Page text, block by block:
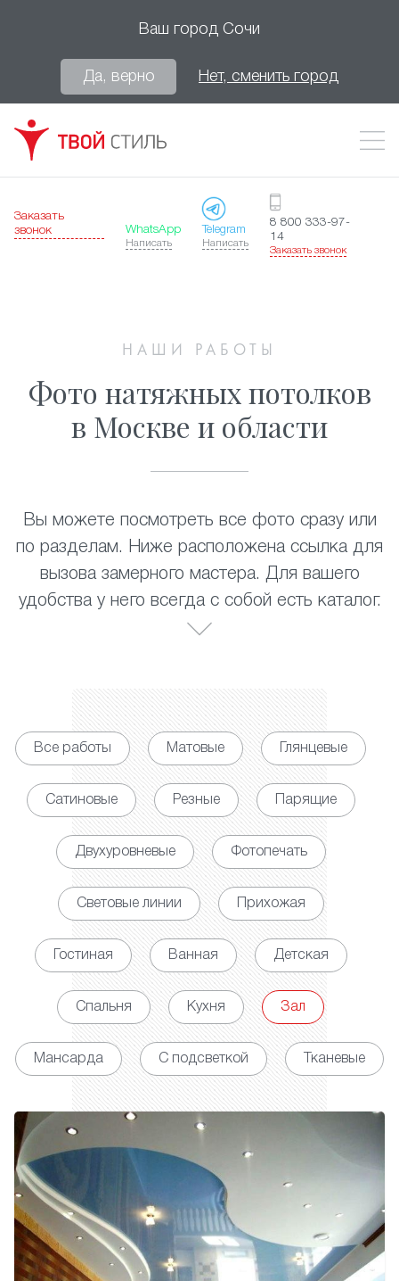
Ваш город Сочи
Да, верно Нет, сменить город
Заказать
звонок
WhatsApp
Написать
Telegram
Написать
8 800 333-97-
14
Заказать звонок
НАШИ РАБОТЫ
Фото натяжных потолков
в Москве и области
Вы можете посмотреть все фото сразу или
по разделам. Ниже расположена ссылка для
вызова замерного мастера. Для вашего
удобства у него всегда с собой есть каталог.
Все работы Матовые Глянцевые
Сатиновые Резные Парящие
Двухуровневые Фотопечать
Световые линии Прихожая
Гостиная Ванная Детская
Спальня Кухня Зал
Мансарда С подсветкой Тканевые